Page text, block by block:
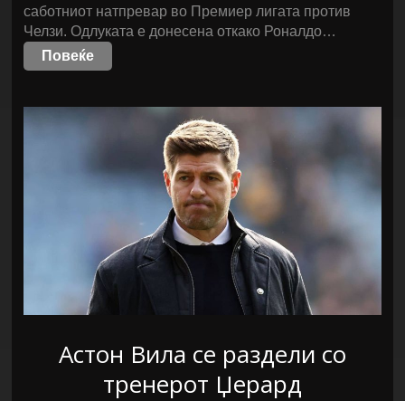
саботниот натпревар во Премиер лигата против
Челзи. Одлуката е донесена откако Роналдо…
Повеќе
Астон Вила се раздели со
тренерот Џерард